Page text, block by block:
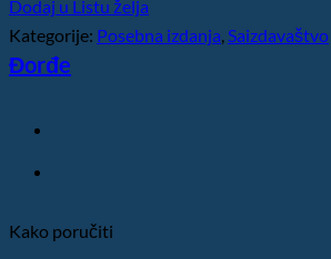
Dodaj u Listu želja
Kategorije: Posebna izdanja,Saizdavaštvo
Đorđe
Kako poručiti